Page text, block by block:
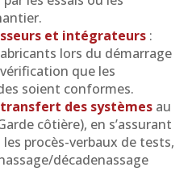
et intégrateurs :
lors du démarrage
que les
soient conformes.
des systèmes au
côtière), en s’assurant
procès-verbaux de tests,
décadenassage